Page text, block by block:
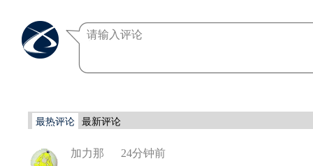
最热评论 最新评论
加力那 24分钟前